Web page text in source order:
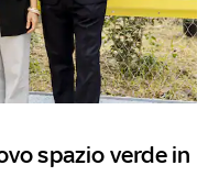
spazio verde in